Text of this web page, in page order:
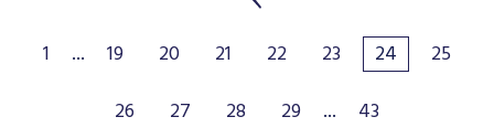
1 ... 19 20 21 22 23 24
25
26
27 28 29 ... 43